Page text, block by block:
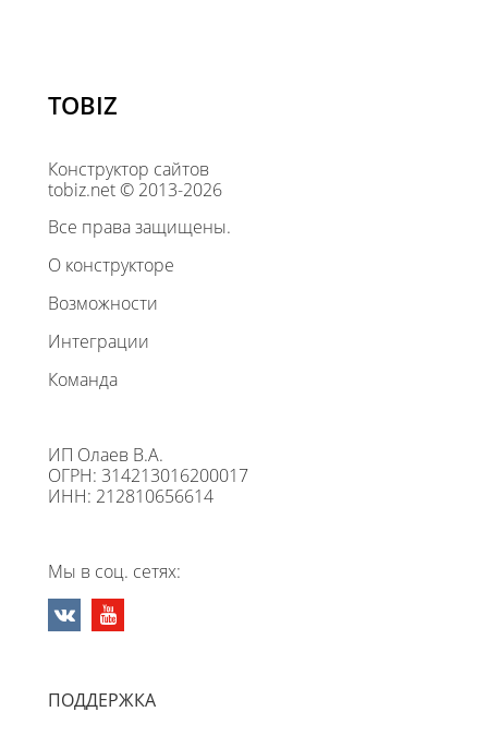
TOBIZ
Конструктор сайтов
tobiz.net © 2013-2026
Все права защищены.
О конструкторе
Возможности
Интеграции
Команда
ИП Олаев В.А.
ОГРН: 314213016200017
ИНН: 212810656614
Мы в соц. сетях:
ПОДДЕРЖКА